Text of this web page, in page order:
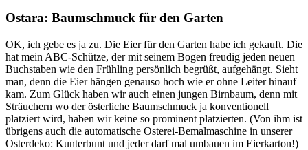
Ostara: Baumschmuck für den Garten
OK, ich gebe es ja zu. Die Eier für den Garten habe ich gekauft. Die
hat mein ABC-Schütze, der mit seinem Bogen freudig jeden neuen
Buchstaben wie den Frühling persönlich begrüßt, aufgehängt. Sieht
man, denn die Eier hängen genauso hoch wie er ohne Leiter hinauf
kam. Zum Glück haben wir auch einen jungen Birnbaum, denn mit
Sträuchern wo der österliche Baumschmuck ja konventionell
platziert wird, haben wir keine so prominent platzierten. (Von ihm ist
übrigens auch die automatische Osterei-Bemalmaschine in unserer
Osterdeko: Kunterbunt und jeder darf mal umbauen im Eierkarton!)